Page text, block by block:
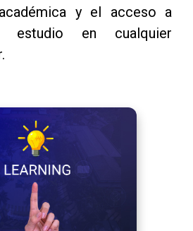
y el acceso a
estudio en cualquier